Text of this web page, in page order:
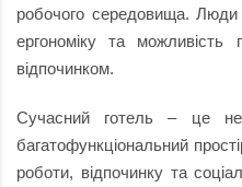
робочого середовища.
ергономіку та можливість
відпочинком.
Сучасний готель – це
багатофункціональний
роботи, відпочинку та